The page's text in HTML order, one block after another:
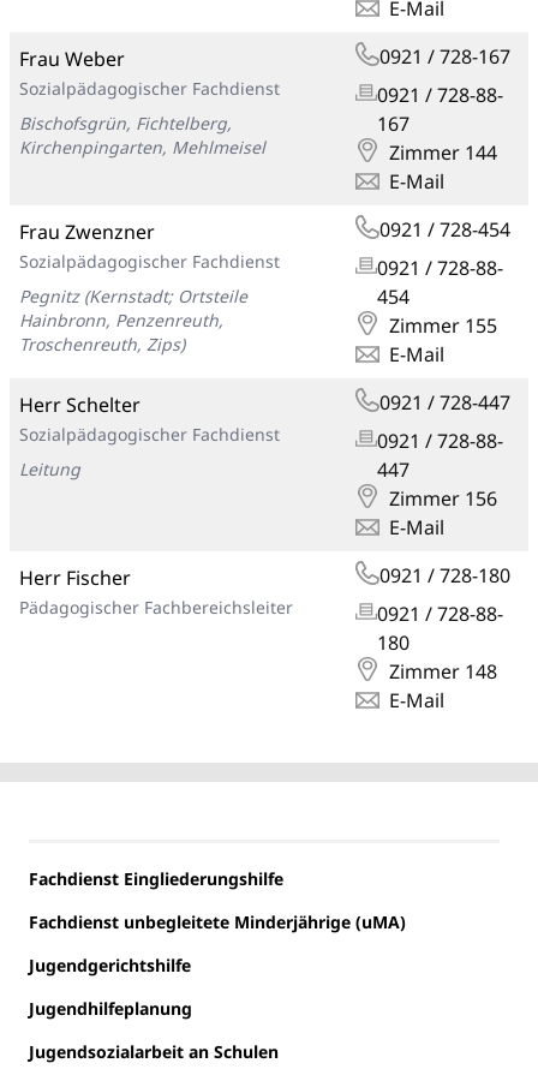
E-Mail
Frau Weber
Sozialpädagogischer Fachdienst
Bischofsgrün, Fichtelberg,
Kirchenpingarten, Mehlmeisel
0921 / 728-167
0921 / 728-88-
167
Zimmer 144
E-Mail
Frau Zwenzner
Sozialpädagogischer Fachdienst
Pegnitz (Kernstadt; Ortsteile
Hainbronn, Penzenreuth,
Troschenreuth, Zips)
0921 / 728-454
0921 / 728-88-
454
Zimmer 155
E-Mail
Herr Schelter
Sozialpädagogischer Fachdienst
Leitung
0921 / 728-447
0921 / 728-88-
447
Zimmer 156
E-Mail
Herr Fischer
Pädagogischer Fachbereichsleiter
0921 / 728-180
0921 / 728-88-
180
Zimmer 148
E-Mail
Fachdienst Eingliederungshilfe
Fachdienst unbegleitete Minderjährige (uMA)
Jugendgerichtshilfe
Jugendhilfeplanung
Jugendsozialarbeit an Schulen